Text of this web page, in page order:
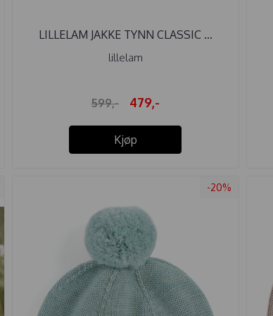
LILLELAM JAKKE TYNN CLASSIC ...
lillelam
599,- 479,-
Kjøp
-20%